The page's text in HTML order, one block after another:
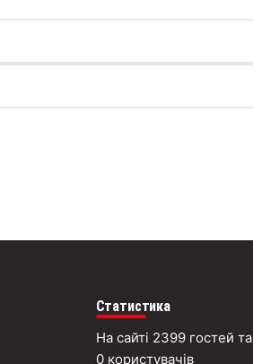
Статистика
На сайті 2399 гостей та
0 користувачів